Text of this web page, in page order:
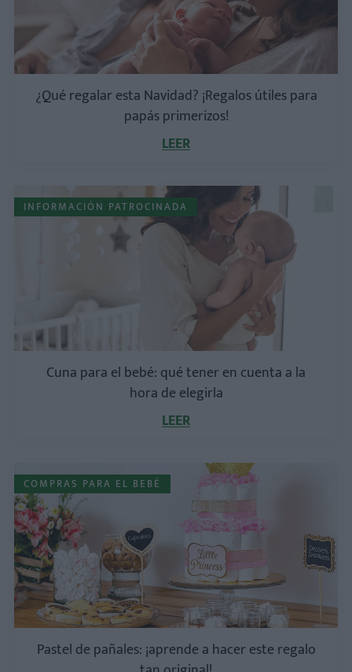
¿Qué regalar esta Navidad? ¡Regalos útiles para
papás primerizos!
LEER
INFORMACIÓN PATROCINADA
Cuna para el bebé: qué tener en cuenta a la
hora de elegirla
LEER
COMPRAS PARA EL BEBÉ
Pastel de pañales: ¡aprende a hacer este regalo